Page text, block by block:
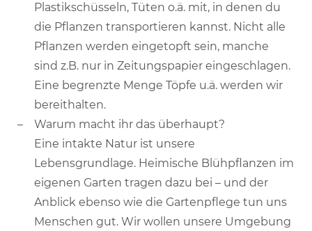
Plastikschüsseln, Tüten o.ä. mit, in denen du
die Pflanzen transportieren kannst. Nicht alle
Pflanzen werden eingetopft sein, manche
sind z.B. nur in Zeitungspapier eingeschlagen.
Eine begrenzte Menge Töpfe u.ä. werden wir
bereithalten.
Warum macht ihr das überhaupt?
Eine intakte Natur ist unsere
Lebensgrundlage. Heimische Blühpflanzen im
eigenen Garten tragen dazu bei – und der
Anblick ebenso wie die Gartenpflege tun uns
Menschen gut. Wir wollen unsere Umgebung